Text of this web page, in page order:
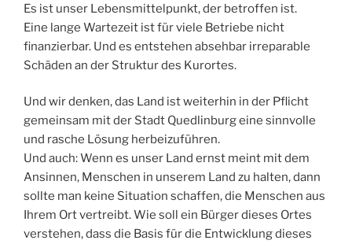
Es ist unser Lebensmittelpunkt, der betroffen ist.
Eine lange Wartezeit ist für viele Betriebe nicht
finanzierbar. Und es entstehen absehbar irreparable
Schäden an der Struktur des Kurortes.
Und wir denken, das Land ist weiterhin in der Pflicht
gemeinsam mit der Stadt Quedlinburg eine sinnvolle
und rasche Lösung herbeizuführen.
Und auch: Wenn es unser Land ernst meint mit dem
Ansinnen, Menschen in unserem Land zu halten, dann
sollte man keine Situation schaffen, die Menschen aus
Ihrem Ort vertreibt. Wie soll ein Bürger dieses Ortes
verstehen, dass die Basis für die Entwicklung dieses